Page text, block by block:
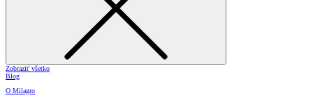
Zobraziť všetko
Blog
O Milagro